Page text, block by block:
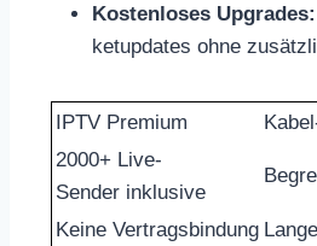
Kostenloses Upgrades:
ketupdates ohne
IPTV Premium
2000+ Live-
Sender inklusive
Keine Vertragsbindung